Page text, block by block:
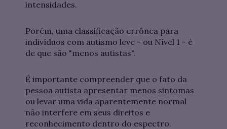
intensidades.
Porém, uma classificação errônea para
indivíduos com autismo leve - ou Nível 1 - é
de que são "menos autistas".
É importante compreender que o fato da
pessoa autista apresentar menos sintomas
ou levar uma vida aparentemente normal
não interfere em seus direitos e
reconhecimento dentro do espectro.